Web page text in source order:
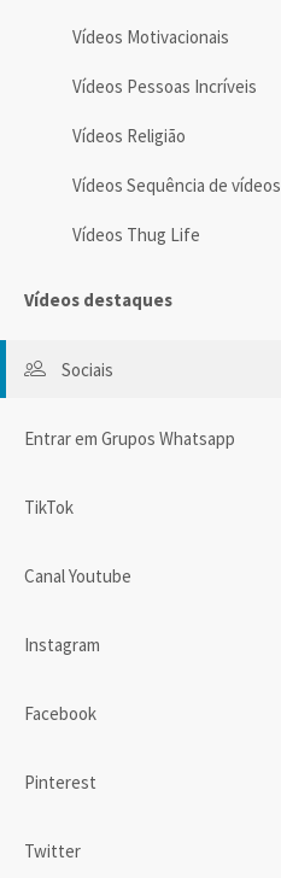
Vídeos Motivacionais
Vídeos Pessoas Incríveis
Vídeos Religião
Vídeos Sequência de vídeos
Vídeos Thug Life
Vídeos destaques
Sociais
Entrar em Grupos Whatsapp
TikTok
Canal Youtube
Instagram
Facebook
Pinterest
Twitter